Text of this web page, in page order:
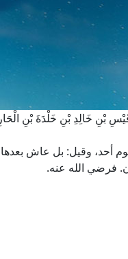
بْنِ خَالِدِ بْنِ خَلْدَةَ بْنِ
أحد، وقيل: بل عاش
فرضي الله عنه.